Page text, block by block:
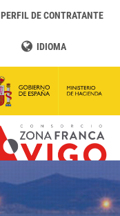
PERFIL DE CONTRATANTE
IDIOMA